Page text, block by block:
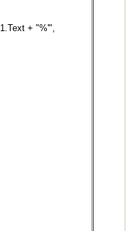
+ "%'",